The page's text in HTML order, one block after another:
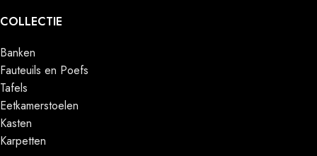
COLLECTIE
Banken
Fauteuils en Poefs
Tafels
Eetkamerstoelen
Kasten
Karpetten